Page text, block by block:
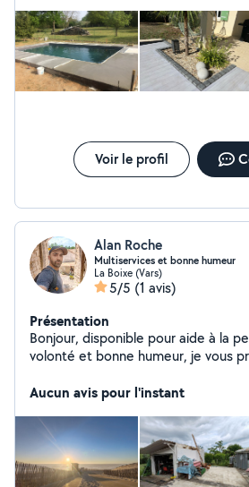
l'acompte. Plusieurs appels sans réponse,
répondre il nous annonce qu'il n'a reçu que
volet...qu'il nous recontacte plus tard pour
date de travaux (nous sommes déjà arrivés
Depuis silence radio. A ce jour les travaux
malgré l'encaissement de l'acompte de 294
comportement n'est pas sérieux et
Voir le profil
Alan Roche
Multiservices et bonne humeur
La Boixe (Vars)
5/5 (1 avis)
Présentation
Bonjour, disponible pour aide à la
volonté et bonne humeur, je vous
meubles ou encombrants, la
ou immoblier. Je peux également sous condition et
suivant disponibilité faire des soins
relaxant.
Aucun avis pour l'instant